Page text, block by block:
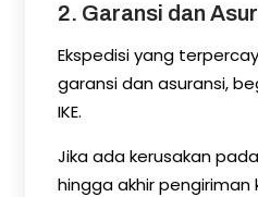
2. Garansi dan
Ekspedisi yang
garansi dan asuransi,
IKE.
Jika ada kerusakan
hingga akhir pengiriman